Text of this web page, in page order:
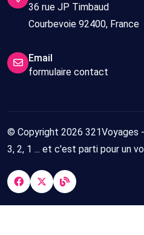
36 rue JP Timbaud
Courbevoie 92400, France
Email
formulaire contact
© Copyright 2026 321Voyages
3, 2, 1 ... et c'est parti pour un